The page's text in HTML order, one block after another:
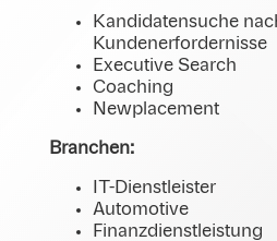
Kandidatensuche
Kundenerfordernisse
Executive Search
Coaching
Newplacement
Branchen:
IT-Dienstleister
Automotive
Finanzdienstleistung